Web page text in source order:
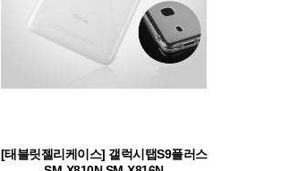
[태블릿젤리케이스] 갤럭시탭S9플러스